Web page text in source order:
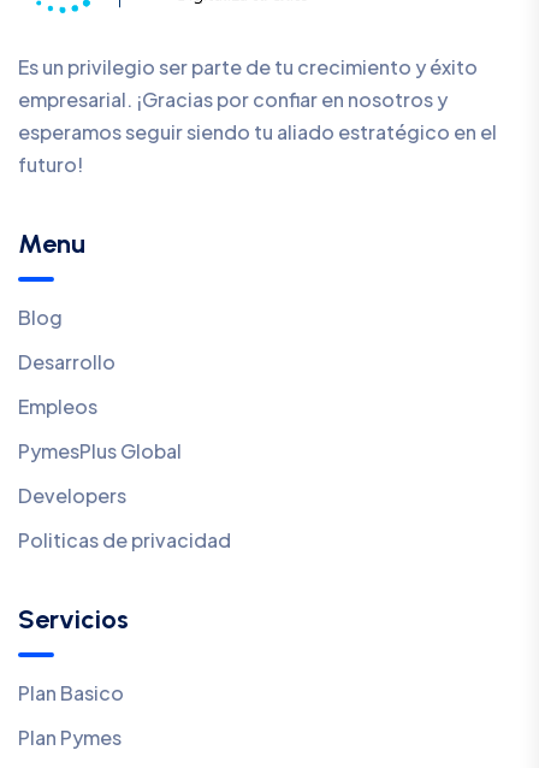
Es un privilegio ser parte de tu crecimiento y éxito
empresarial. ¡Gracias por confiar en nosotros y
esperamos seguir siendo tu aliado estratégico en el
futuro!
Menu
Blog
Desarrollo
Empleos
PymesPlus Global
Developers
Politicas de privacidad
Servicios
Plan Basico
Plan Pymes